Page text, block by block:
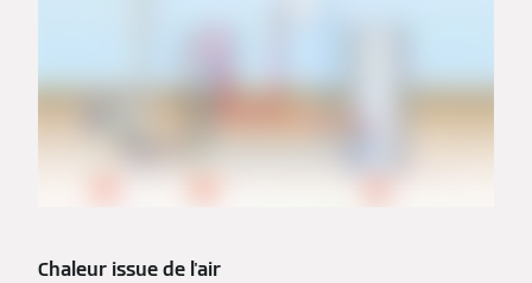
Chaleur issue de l'air